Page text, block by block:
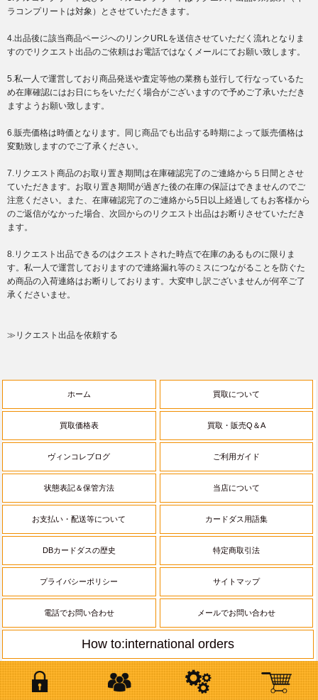
ラコンプリートは対象）とさせていただきます。
4.出品後に該当商品ページへのリンクURLを送信させていただく流れとなりま
すのでリクエスト出品のご依頼はお電話ではなくメールにてお願い致します。
5.私一人で運営しており商品発送や査定等他の業務も並行して行なっているた
め在庫確認にはお日にちをいただく場合がございますので予めご了承いただき
ますようお願い致します。
6.販売価格は時価となります。同じ商品でも出品する時期によって販売価格は
変動致しますのでご了承ください。
7.リクエスト商品のお取り置き期間は在庫確認完了のご連絡から５日間とさせ
ていただきます。お取り置き期間が過ぎた後の在庫の保証はできませんのでご
注意ください。また、在庫確認完了のご連絡から5日以上経過してもお客様から
のご返信がなかった場合、次回からのリクエスト出品はお断りさせていただき
ます。
8.リクエスト出品できるのはクエストされた時点で在庫のあるものに限りま
す。私一人で運営しておりますので連絡漏れ等のミスにつながることを防ぐた
め商品の入荷連絡はお断りしております。大変申し訳ございませんが何卒ご了
承くださいませ。
≫リクエスト出品を依頼する
ホーム 買取について
買取価格表 買取・販売Q＆A
ヴィンコレブログ ご利用ガイド
状態表記＆保管方法 当店について
お支払い・配送等について カードダス用語集
DBカードダスの歴史 特定商取引法
プライバシーポリシー サイトマップ
電話でお問い合わせ メールでお問い合わせ
How to:international orders